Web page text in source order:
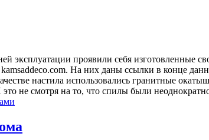
эксплуатации проявили себя
На них даны ссылки в конце
настила использовались гранитные
не смотря на то, что спилы были